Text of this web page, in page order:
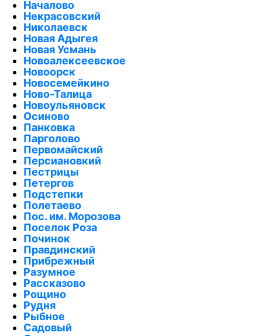
Началово
Некрасовский
Николаевск
Новая Адыгея
Новая Усмань
Новоалексеевское
Новоорск
Новосемейкино
Ново-Талица
Новоульяновск
Осиново
Панковка
Парголово
Первомайский
Персиановкий
Пестрицы
Петергов
Подстепки
Полетаево
Пос. им. Морозова
Поселок Роза
Починок
Правдинский
Прибрежный
Разумное
Рассказово
Рощино
Рудня
Рыбное
Садовый